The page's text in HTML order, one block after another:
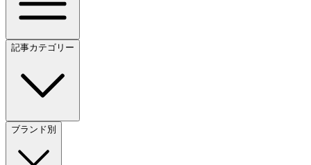
記事カテゴリー
ブランド別